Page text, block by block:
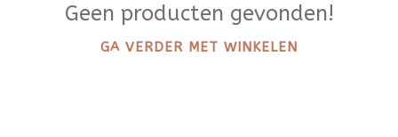
Geen producten gevonden!
GA VERDER MET WINKELEN